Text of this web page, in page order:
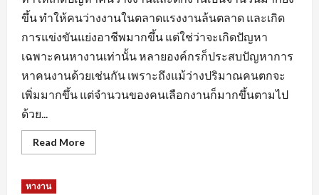
ขึ้น ทำให้คนว่างงานในตลาดแรงงานล้นตลาด และเกิด
การแข่งขันแย่งอาชีพมากขึ้น แต่ใช่ว่าจะเกิดปัญหา
เฉพาะคนหางานเท่านั้น หลายองค์กรก็ประสบปัญหาการ
หาคนงานด้วยเช่นกัน เพราะถึงแม้ว่างปริมาณคนตกจะ
เพิ่มมากขึ้น แต่จำนวนของคนเลือกงานก็มากขึ้นตามไป
ด้วย...
Read MoreRead
more
หางาน